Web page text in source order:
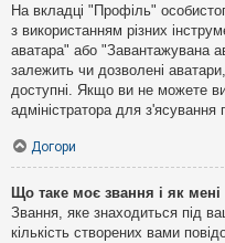
На вкладці "Профіль"
з використанням різних
аватара" або "Завантажувана
залежить чи дозволені
доступні. Якщо ви не можете
адміністратора для з'ясування
Догори
Що таке моє звання і як мені
Звання, яке знаходиться під
кількість створених вами